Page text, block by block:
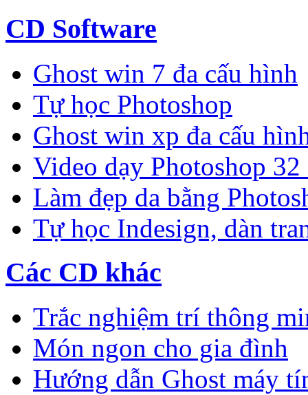
CD Software
Ghost win 7 đa cấu hình
Tự học Photoshop
Ghost win xp đa cấu
Video dạy Photoshop
Làm đẹp da bằng
Tự học Indesign, dàn
Các CD khác
Trắc nghiệm trí thông
Món ngon cho gia đình
Hướng dẫn Ghost máy